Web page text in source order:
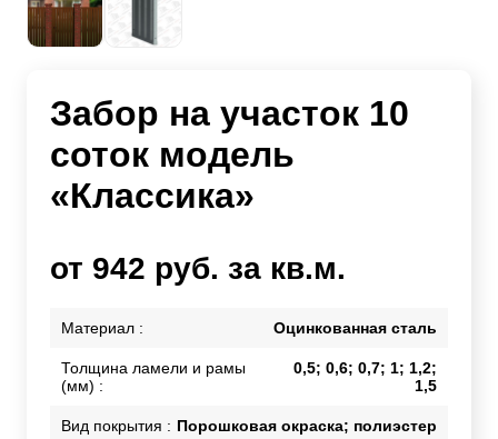
Забор на участок 10
соток модель
«Классика»
от 942 руб. за кв.м.
Материал : Оцинкованная сталь
Толщина ламели и рамы
(мм) :
0,5; 0,6; 0,7; 1; 1,2;
1,5
Вид покрытия : Порошковая окраска; полиэстер